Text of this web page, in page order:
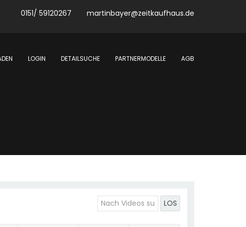
0151/ 59120267 martinbayer@zeitkaufhaus.de
LOGIN DETAILSUCHE PARTNERMODELLE AGB
LOS